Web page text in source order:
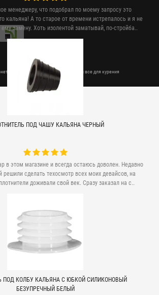
менеджеру, что подобрал по моему запросу это
кальяна! А то старое от времени истрепалось и я не
ему замену. Хоть изолентой заматывай, по-стройба..
ПОД ЧАШУ КАЛЬЯНА ЧЕРНЫЙ
в этом магазине и всегда остаюсь доволен. Недавно
решили сделать техосмотр всех моих девайсов, на
доживали свой век. Сразу заказал на с..
ПОД КОЛБУ КАЛЬЯНА С ЮБКОЙ СИЛИКОНОВЫЙ
БЕЗУПРЕЧНЫЙ БЕЛЫЙ
магазин Rtabak.com.ua - кальяны и все для курения